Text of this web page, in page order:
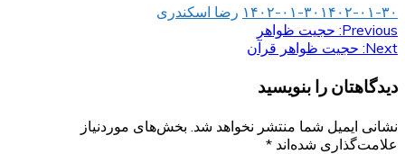
۱۴۰۲-۰۱-۳۰ ۱۴۰۲-۰۱-۳۰ رضا اسکندری
راهبری
Previous: حجیت ظواهر
Next: حجیت ظواهر قرآن
دیدگاهتان را بنویسید
نشانی ایمیل شما منتشر نخواهد شد. بخش‌های موردنیاز
علامت‌گذاری شده‌اند *